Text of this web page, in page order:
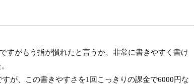
すがもう指が慣れたと言うか、非常に書きやすく書け
が、この書きやすさを1回こっきりの課金で6000円な